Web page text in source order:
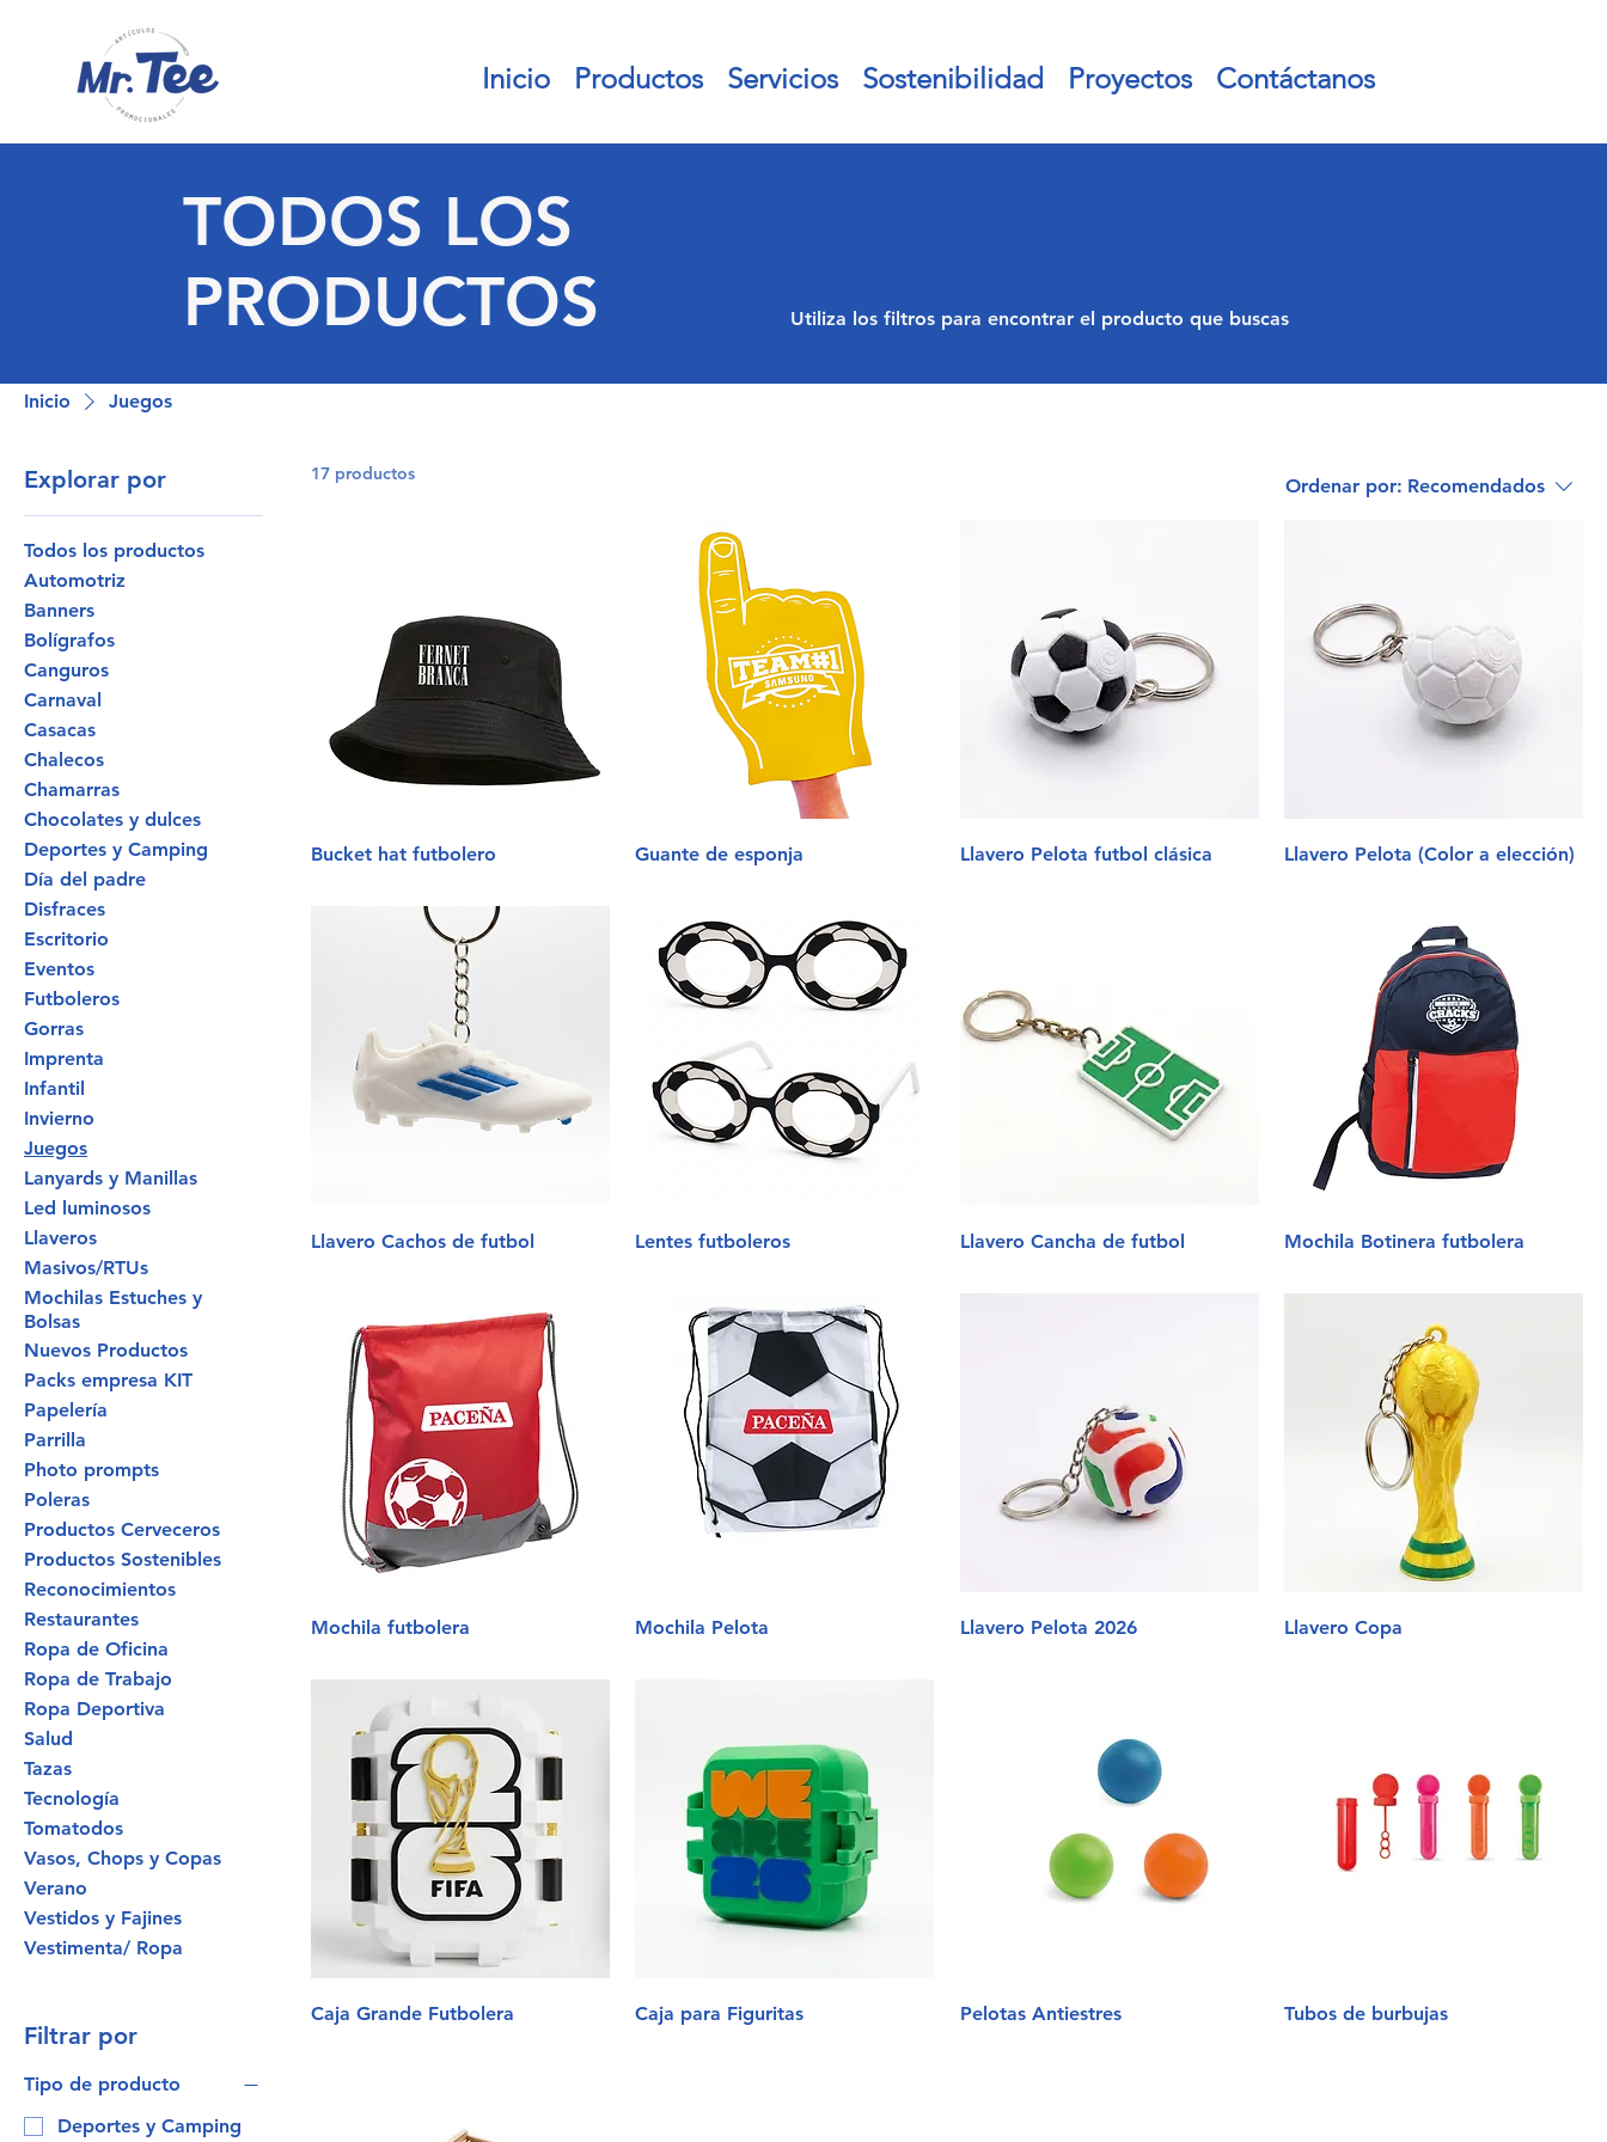
Inicio Productos Servicios Sostenibilidad Proyectos Contáctanos
TODOS LOS
PRODUCTOS
Utiliza los filtros para encontrar el producto que buscas
Inicio Juegos
Explorar por
Todos los productos
Automotriz
Banners
Bolígrafos
Canguros
Carnaval
Casacas
Chalecos
Chamarras
Chocolates y dulces
Deportes y Camping
Día del padre
Disfraces
Escritorio
Eventos
Futboleros
Gorras
Imprenta
Infantil
Invierno
Juegos
Lanyards y Manillas
Led luminosos
Llaveros
Masivos/RTUs
Mochilas Estuches y
Bolsas
Nuevos Productos
Packs empresa KIT
Papelería
Parrilla
Photo prompts
Poleras
Productos Cerveceros
Productos Sostenibles
Reconocimientos
Restaurantes
Ropa de Oficina
Ropa de Trabajo
Ropa Deportiva
Salud
Tazas
Tecnología
Tomatodos
Vasos, Chops y Copas
Verano
Vestidos y Fajines
Vestimenta/ Ropa
Filtrar por
Tipo de producto
Deportes y Camping
17 productos
Ordenar por: Recomendados
Bucket hat futbolero Guante de esponja Llavero Pelota futbol clásica Llavero Pelota (Color a elección)
Llavero Cachos de futbol Lentes futboleros Llavero Cancha de futbol Mochila Botinera futbolera
Mochila futbolera Mochila Pelota Llavero Pelota 2026 Llavero Copa
Caja Grande Futbolera Caja para Figuritas Pelotas Antiestres Tubos de burbujas